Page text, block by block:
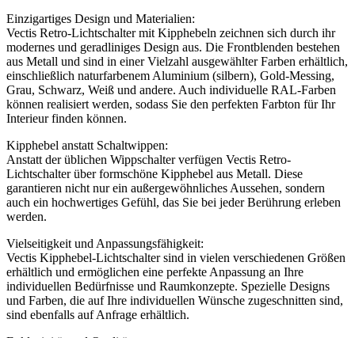
Einzigartiges Design und Materialien:
Vectis Retro-Lichtschalter mit Kipphebeln zeichnen sich durch ihr
modernes und geradliniges Design aus. Die Frontblenden bestehen
aus Metall und sind in einer Vielzahl ausgewählter Farben erhältlich,
einschließlich naturfarbenem Aluminium (silbern), Gold-Messing,
Grau, Schwarz, Weiß und andere. Auch individuelle RAL-Farben
können realisiert werden, sodass Sie den perfekten Farbton für Ihr
Interieur finden können.
Kipphebel anstatt Schaltwippen:
Anstatt der üblichen Wippschalter verfügen Vectis Retro-
Lichtschalter über formschöne Kipphebel aus Metall. Diese
garantieren nicht nur ein außergewöhnliches Aussehen, sondern
auch ein hochwertiges Gefühl, das Sie bei jeder Berührung erleben
werden.
Vielseitigkeit und Anpassungsfähigkeit:
Vectis Kipphebel-Lichtschalter sind in vielen verschiedenen Größen
erhältlich und ermöglichen eine perfekte Anpassung an Ihre
individuellen Bedürfnisse und Raumkonzepte. Spezielle Designs
und Farben, die auf Ihre individuellen Wünsche zugeschnitten sind,
sind ebenfalls auf Anfrage erhältlich.